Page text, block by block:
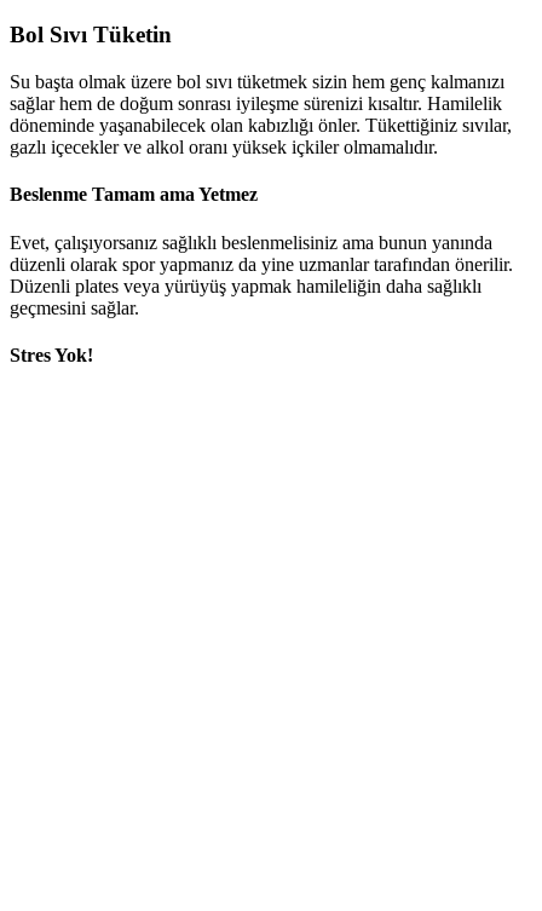
Bol Sıvı Tüketin
Su başta olmak üzere bol sıvı tüketmek sizin hem genç kalmanızı
sağlar hem de doğum sonrası iyileşme sürenizi kısaltır. Hamilelik
döneminde yaşanabilecek olan kabızlığı önler. Tükettiğiniz sıvılar,
gazlı içecekler ve alkol oranı yüksek içkiler olmamalıdır.
Beslenme Tamam ama Yetmez
Evet, çalışıyorsanız sağlıklı beslenmelisiniz ama bunun yanında
düzenli olarak spor yapmanız da yine uzmanlar tarafından önerilir.
Düzenli plates veya yürüyüş yapmak hamileliğin daha sağlıklı
geçmesini sağlar.
Stres Yok!